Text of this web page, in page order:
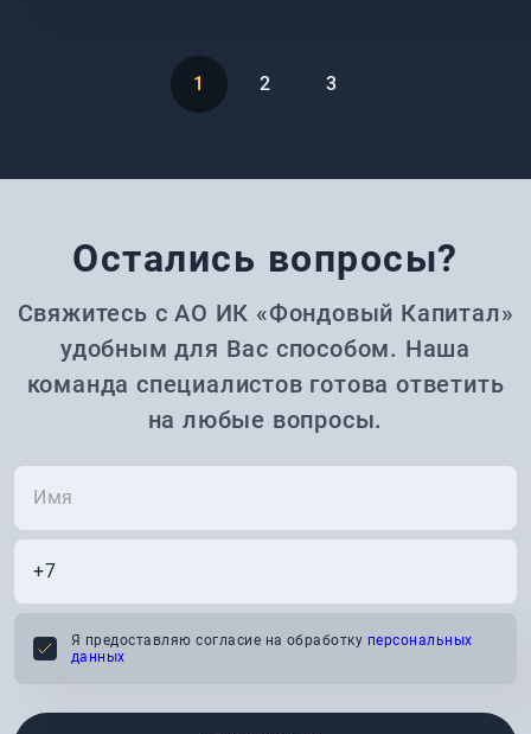
1 2 3
Остались вопросы?
Свяжитесь с АО ИК «Фондовый Капитал»
удобным для Вас способом. Наша
команда специалистов готова ответить
на любые вопросы.
Я предоставляю согласие на обработку персональных
данных